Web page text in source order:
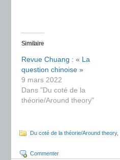
Similaire
Revue Chuang : « La
question chinoise »
9 mars 2022
Dans "Du coté de la
théorie/Around theory"
Du coté de la théorie/Around theory,
Commenter